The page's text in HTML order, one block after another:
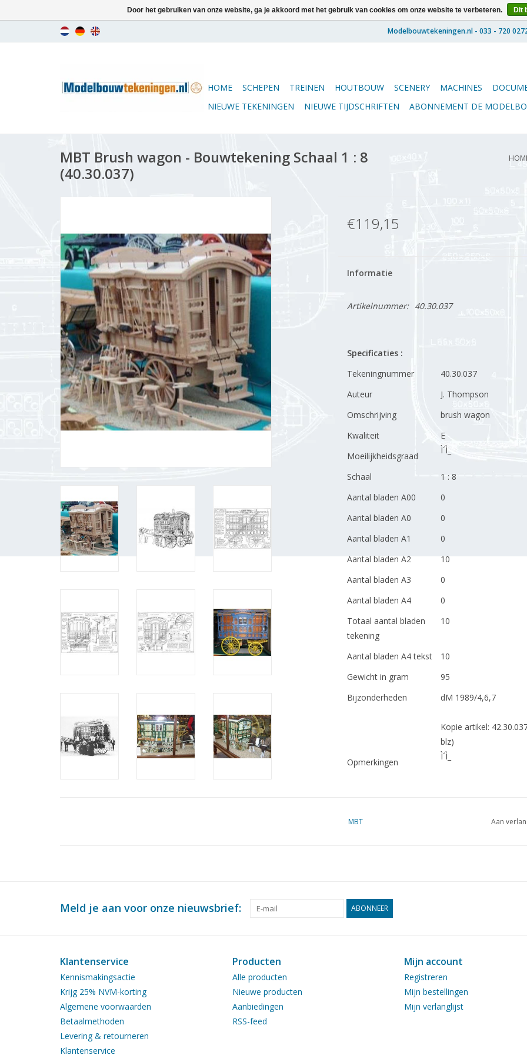
HOME SCHEPEN TREINEN HOUTBOUW SCENERY MACHINES
NIEUWE TEKENINGEN
NIEUWE TIJDSCHRIFTEN ABONNEMENT DE
MBT Brush wagon - Bouwtekening Schaal 1 : 8
(40.30.037)
€119,15
Informatie
Artikelnummer: 40.30.037
Specificaties :
Tekeningnummer
40.30.037
Auteur
J. Thompson
Omschrijving
brush wagon
Kwaliteit
E
Moeilijkheidsgraad
Ì´Ì_
Schaal
1 : 8
Aantal bladen A00
0
Aantal bladen A0
0
Aantal bladen A1
0
Aantal bladen A2
10
Aantal bladen A3
0
Aantal bladen A4
0
Totaal aantal bladen
tekening
10
Aantal bladen A4 tekst
10
Gewicht in gram
95
Bijzonderheden
dM 1989/4,6,7
Kopie artikel:
blz)
Opmerkingen
Ì´Ì_
MBT Aan
Meld je aan voor onze nieuwsbrief: ABONNEER
Klantenservice
Kennismakingsactie
Krijg 25% NVM-korting
Algemene voorwaarden
Betaalmethoden
Levering & retourneren
Klantenservice
Producten
Alle producten
Nieuwe producten
Aanbiedingen
RSS-feed
Mijn account
Registreren
Mijn bestellingen
Mijn verlanglijst
Door het gebruiken van onze website, ga je akkoord met het gebruik van cookies om onze website te verbeteren. Dit